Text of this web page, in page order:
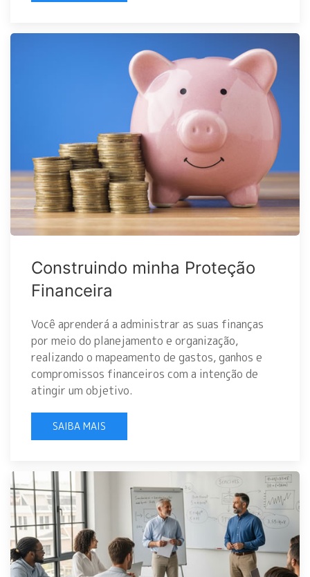
Construindo minha Proteção
Financeira
Você aprenderá a administrar as suas finanças
por meio do planejamento e organização,
realizando o mapeamento de gastos, ganhos e
compromissos financeiros com a intenção de
atingir um objetivo.
SAIBA MAIS